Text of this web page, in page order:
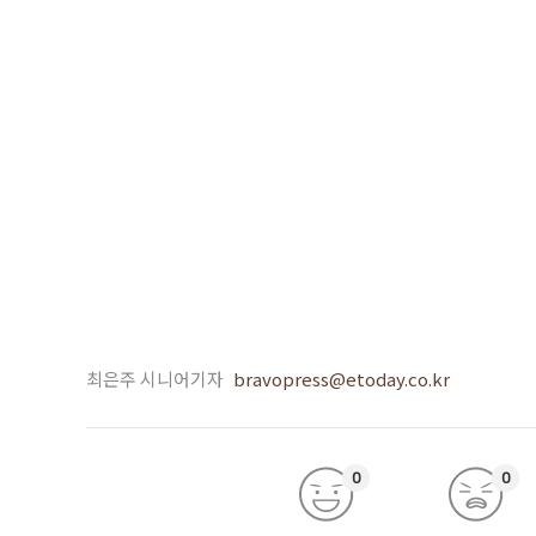
최은주 시니어기자 bravopress@etoday.co.kr
0 0